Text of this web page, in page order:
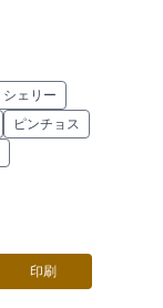
シェリー
ピンチョス
印刷